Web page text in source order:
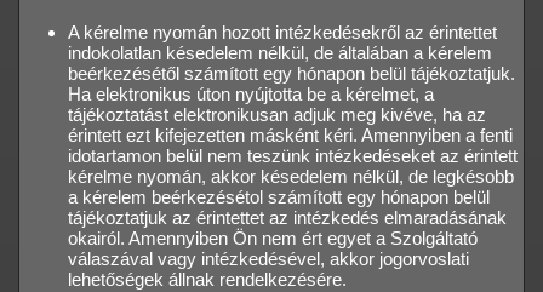
A kérelme nyomán hozott intézkedésekről az érintettet
indokolatlan késedelem nélkül, de általában a kérelem
beérkezésétől számított egy hónapon belül tájékoztatjuk.
Ha elektronikus úton nyújtotta be a kérelmet, a
tájékoztatást elektronikusan adjuk meg kivéve, ha az
érintett ezt kifejezetten másként kéri. Amennyiben a fenti
idotartamon belül nem teszünk intézkedéseket az érintett
kérelme nyomán, akkor késedelem nélkül, de legkésobb
a kérelem beérkezésétol számított egy hónapon belül
tájékoztatjuk az érintettet az intézkedés elmaradásának
okairól. Amennyiben Ön nem ért egyet a Szolgáltató
válaszával vagy intézkedésével, akkor jogorvoslati
lehetőségek állnak rendelkezésére.